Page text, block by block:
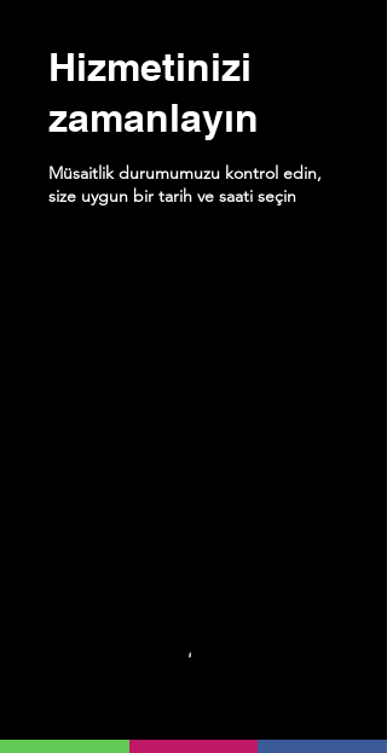
Hizmetinizi
zamanlayın
Müsaitlik durumumuzu kontrol edin,
size uygun bir tarih ve saati seçin